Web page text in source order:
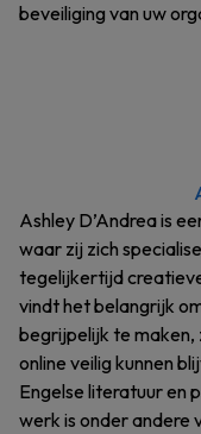
beveiliging van uw
Ashley D’Andrea is
waar zij zich
tegelijkertijd
vindt het belangrijk
begrijpelijk te maken,
online veilig kunnen
Engelse literatuur en
werk is onder andere